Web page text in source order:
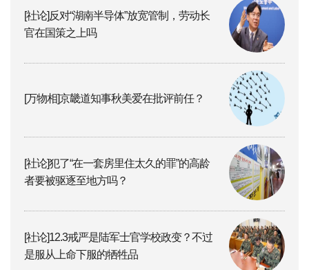
[社论]反对“湖南半导体”放宽管制，劳动长
官在国策之上吗
[万物相]京畿道知事秋美爱在批评前任？
[社论]犯了“在一套房里住太久的罪”的高龄
者要被驱逐至地方吗？
[社论]12.3戒严是陆军士官学校政变？不过
是服从上命下服的牺牲品